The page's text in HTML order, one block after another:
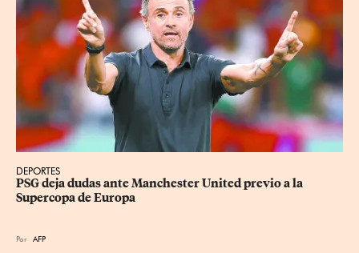
DEPORTES
PSG deja dudas ante Manchester United previo a la
Supercopa de Europa
Por AFP